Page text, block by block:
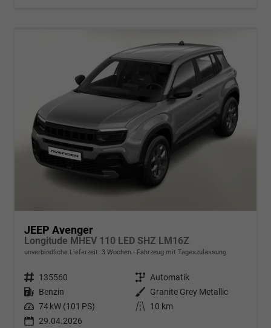
JEEP Avenger
Longitude MHEV 110 LED SHZ LM16Z
unverbindliche Lieferzeit: 3 Wochen Fahrzeug mit Tageszulassung
Fahrzeugnr. 135560 Getriebe Automatik
Kraftstoff Benzin Außenfarbe Granite Grey Metallic
Leistung 74 kW (101 PS) Kilometerstand
10 km
29.04.2026